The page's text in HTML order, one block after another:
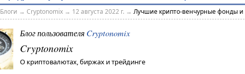
Блоги → Cryptonomix→ 12 августа 2022 г. → Лучшие крипто-венчурные фонды и
Блог пользователя Cryptonomix
Cryptonomix
О криптовалютах, биржах и трейдинге